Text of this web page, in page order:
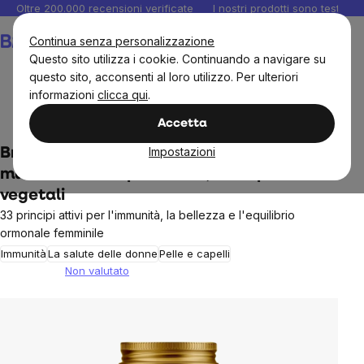
Continua senza personalizzazione
Questo sito utilizza i cookie. Continuando a navigare su
questo sito, acconsenti al loro utilizzo. Per ulteriori
informazioni clicca qui.
Accetta
Impostazioni
Salta
contenuto
Oltre 200.000 recensioni verificate I nostri prodotti sono testati
Parti del corpo (organi)
BrainMax Women Multivitamin®,
multivitaminico per donne, 90 capsule
vegetali
33 principi attivi per l'immunità, la bellezza e l'equilibrio
ormonale femminile
ImmunitàLa salute delle donnePelle e capelli
Non valutato